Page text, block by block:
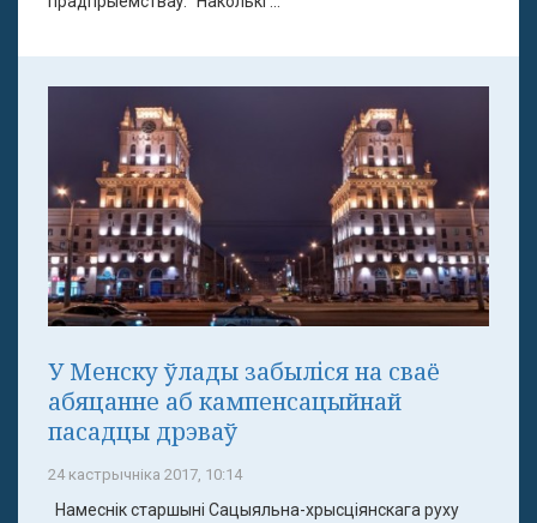
У Менску ўлады забыліся на сваё
абяцанне аб кампенсацыйнай
пасадцы дрэваў
24 кастрычніка 2017, 10:14
Намеснік старшыні Сацыяльна-хрысціянскага руху